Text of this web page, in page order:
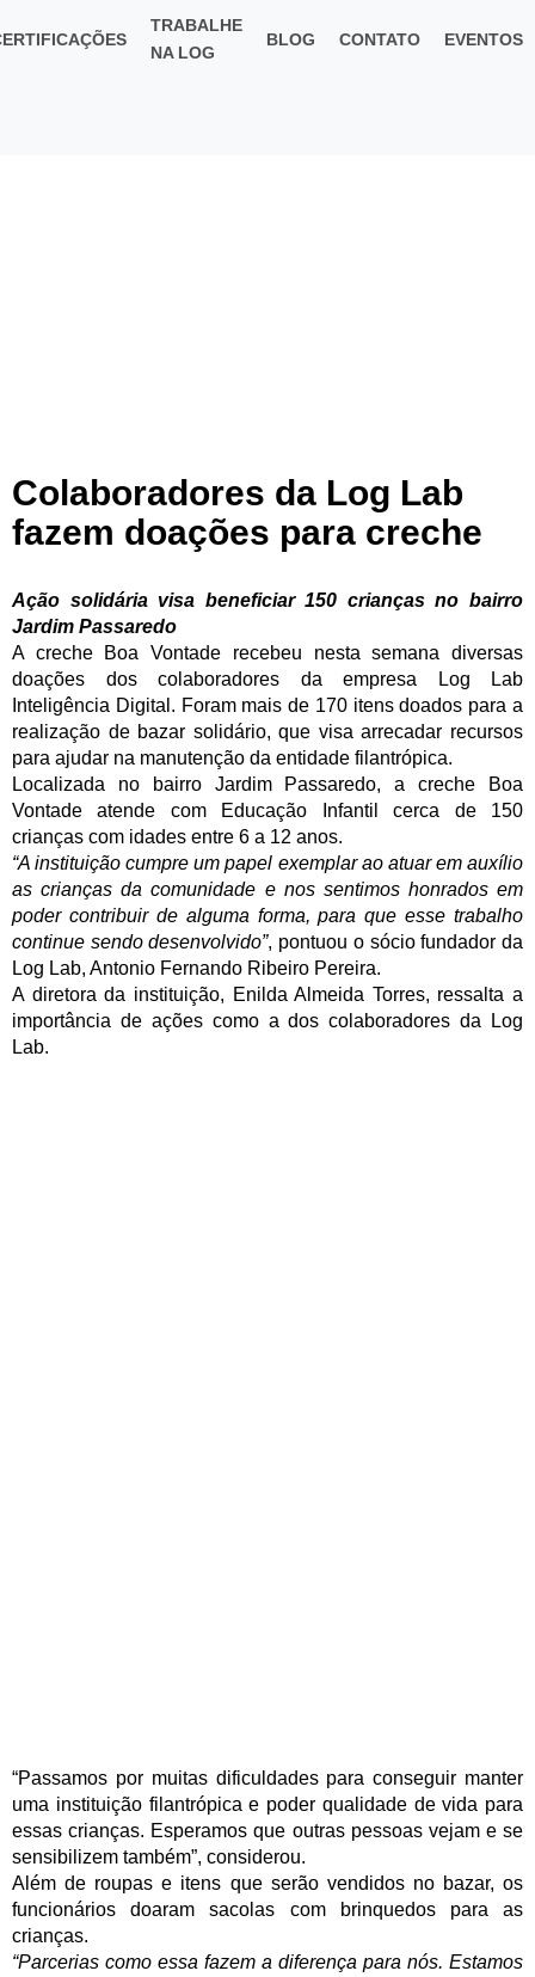
TRABALHE
NA LOG
BLOG CONTATO EVENTOS
Colaboradores da Log Lab
fazem doações para creche
Ação solidária visa beneficiar 150 crianças no bairro
Jardim Passaredo
A creche Boa Vontade recebeu nesta semana diversas
doações dos colaboradores da empresa Log Lab
Inteligência Digital. Foram mais de 170 itens doados para a
realização de bazar solidário, que visa arrecadar recursos
para ajudar na manutenção da entidade filantrópica.
Localizada no bairro Jardim Passaredo, a creche Boa
Vontade atende com Educação Infantil cerca de 150
crianças com idades entre 6 a 12 anos.
“A instituição cumpre um papel exemplar ao atuar em auxílio
as crianças da comunidade e nos sentimos honrados em
poder contribuir de alguma forma, para que esse trabalho
continue sendo desenvolvido”, pontuou o sócio fundador da
Log Lab, Antonio Fernando Ribeiro Pereira.
A diretora da instituição, Enilda Almeida Torres, ressalta a
importância de ações como a dos colaboradores da Log
Lab.
“Passamos por muitas dificuldades para conseguir manter
uma instituição filantrópica e poder qualidade de vida para
essas crianças. Esperamos que outras pessoas vejam e se
sensibilizem também”, considerou.
Além de roupas e itens que serão vendidos no bazar, os
funcionários doaram sacolas com brinquedos para as
crianças.
“Parcerias como essa fazem a diferença para nós. Estamos